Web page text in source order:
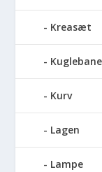
Kreasæt
Kuglebane
Kurv
Lagen
Lampe